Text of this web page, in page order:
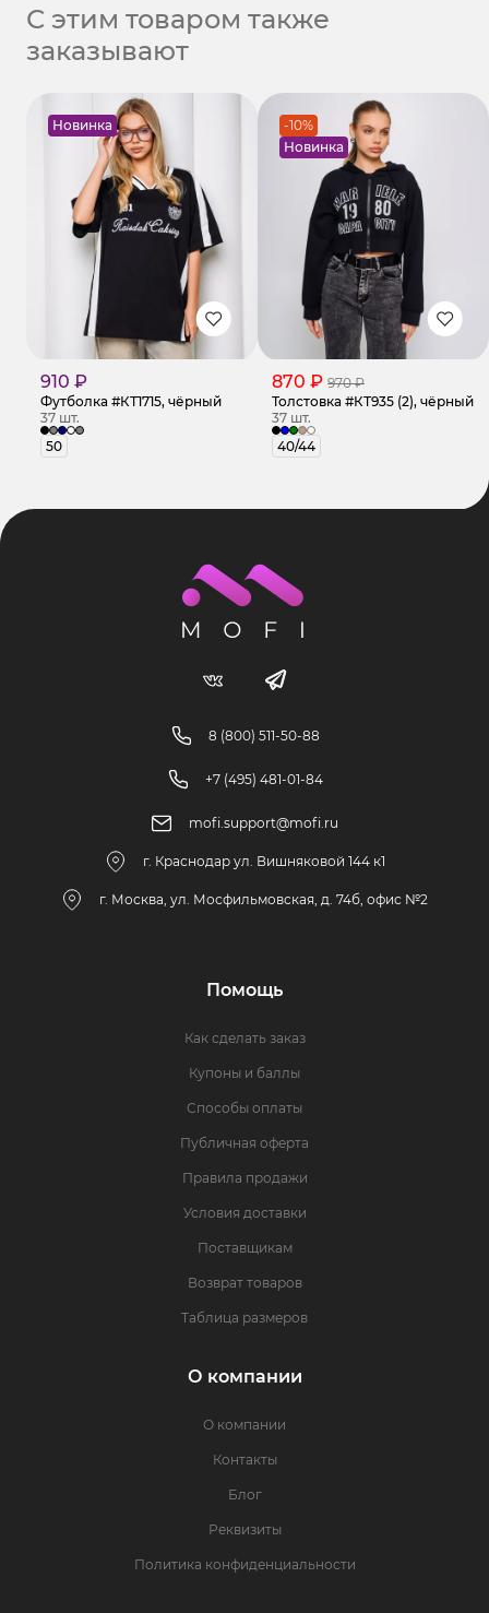
С этим товаром также
заказывают
Новинка
910 ₽
Футболка #КТ1715, чёрный
37 шт.
50
-10%
Новинка
870 ₽ 970 ₽
Толстовка #КТ935 (2), чёрный
37 шт.
40/44
8 (800) 511-50-88
+7 (495) 481-01-84
mofi.support@mofi.ru
г. Краснодар ул. Вишняковой 144 к1
г. Москва, ул. Мосфильмовская, д. 74б, офис №2
Помощь
Как сделать заказ
Купоны и баллы
Способы оплаты
Публичная оферта
Правила продажи
Условия доставки
Поставщикам
Возврат товаров
Таблица размеров
О компании
О компании
Контакты
Блог
Реквизиты
Политика конфиденциальности